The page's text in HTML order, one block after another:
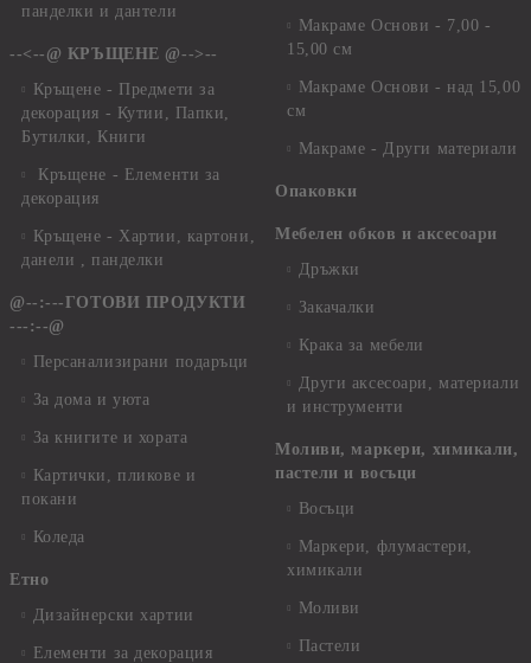
панделки и дантели
--<--@ КРЪЩЕНЕ @-->--
Кръщене - Предмети за
декорация - Кутии, Папки,
Бутилки, Книги
Кръщене - Елементи за
декорация
Кръщене - Хартии, картони,
данели , панделки
@--:---ГОТОВИ ПРОДУКТИ
---:--@
Персанализирани подаръци
За дома и уюта
За книгите и хората
Картички, пликове и
покани
Коледа
Етно
Дизайнерски хартии
Елементи за декорация
Макраме Основи - 7,00 -
15,00 см
Макраме Основи - над 15,00
см
Макраме - Други материали
Опаковки
Мебелен обков и аксесоари
Дръжки
Закачалки
Крака за мебели
Други аксесоари, материали
и инструменти
Моливи, маркери, химикали,
пастели и восъци
Восъци
Маркери, флумастери,
химикали
Моливи
Пастели